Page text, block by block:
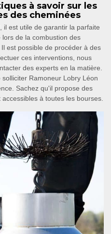
à savoir sur les
des cheminées
il est utile de garantir la parfaite
de la combustion des
est possible de procéder à des
ces interventions, nous
des experts en la matière.
Ramoneur Lobry Léon
Sachez qu'il propose des
à toutes les bourses.